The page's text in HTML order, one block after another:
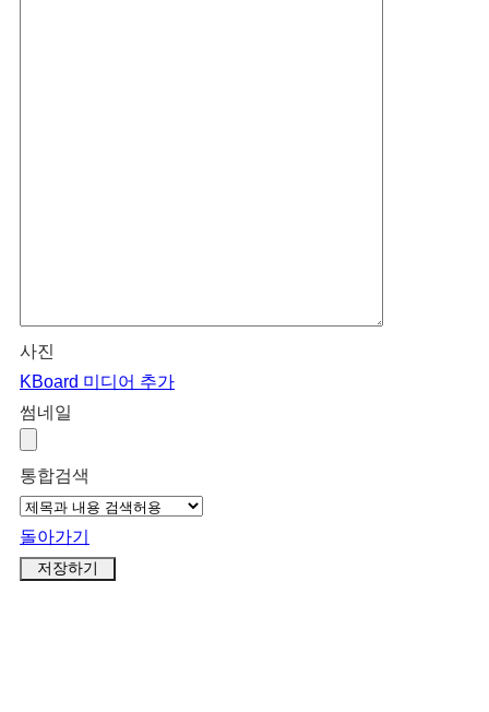
사진
KBoard 미디어 추가
썸네일
통합검색
돌아가기
저장하기